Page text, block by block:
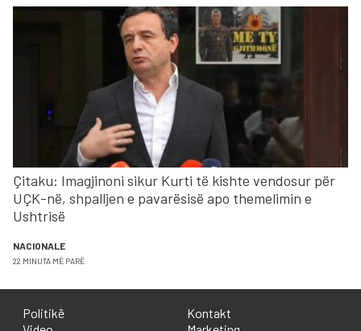
Çitaku: Imagjinoni sikur Kurti të kishte vendosur për
UÇK-në, shpalljen e pavarësisë apo themelimin e
Ushtrisë
NACIONALE
22 MINUTA MË PARË
Politikë
Kontakt